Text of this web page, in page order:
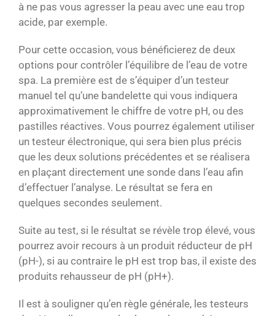
à ne pas vous agresser la peau avec une eau trop
acide, par exemple.
Pour cette occasion, vous bénéficierez de deux
options pour contrôler l’équilibre de l’eau de votre
spa. La première est de s’équiper d’un testeur
manuel tel qu’une bandelette qui vous indiquera
approximativement le chiffre de votre pH, ou des
pastilles réactives. Vous pourrez également utiliser
un testeur électronique, qui sera bien plus précis
que les deux solutions précédentes et se réalisera
en plaçant directement une sonde dans l’eau afin
d’effectuer l’analyse. Le résultat se fera en
quelques secondes seulement.
Suite au test, si le résultat se révèle trop élevé, vous
pourrez avoir recours à un produit réducteur de pH
(pH-), si au contraire le pH est trop bas, il existe des
produits rehausseur de pH (pH+).
Il est à souligner qu’en règle générale, les testeurs